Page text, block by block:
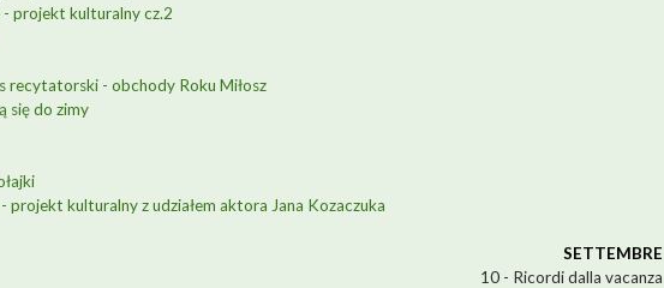
projekt kulturalny cz.2
recytatorski - obchody Roku Miłosz
się do zimy
projekt kulturalny z udziałem aktora Jana Kozaczuka
SETTEMBRE
10 - Ricordi dalla vacanza